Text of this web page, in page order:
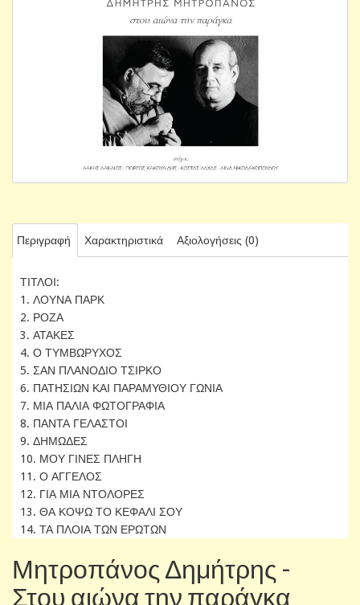
Περιγραφή Χαρακτηριστικά Αξιολογήσεις (0)
ΤΙΤΛΟΙ:
1. ΛΟΥΝΑ ΠΑΡΚ
2. ΡΟΖΑ
3. ΑΤΑΚΕΣ
4. Ο ΤΥΜΒΩΡΥΧΟΣ
5. ΣΑΝ ΠΛΑΝΟΔΙΟ ΤΣΙΡΚΟ
6. ΠΑΤΗΣΙΩΝ ΚΑΙ ΠΑΡΑΜΥΘΙΟΥ ΓΩΝΙΑ
7. ΜΙΑ ΠΑΛΙΑ ΦΩΤΟΓΡΑΦΙΑ
8. ΠΑΝΤΑ ΓΕΛΑΣΤΟΙ
9. ΔΗΜΩΔΕΣ
10. ΜΟΥ ΓΙΝΕΣ ΠΛΗΓΗ
11. Ο ΑΓΓΕΛΟΣ
12. ΓΙΑ ΜΙΑ ΝΤΟΛΟΡΕΣ
13. ΘΑ ΚΟΨΩ ΤΟ ΚΕΦΑΛΙ ΣΟΥ
14. ΤΑ ΠΛΟΙΑ ΤΩΝ ΕΡΩΤΩΝ
Μητροπάνος Δημήτρης -
Στου αιώνα την παράγκα